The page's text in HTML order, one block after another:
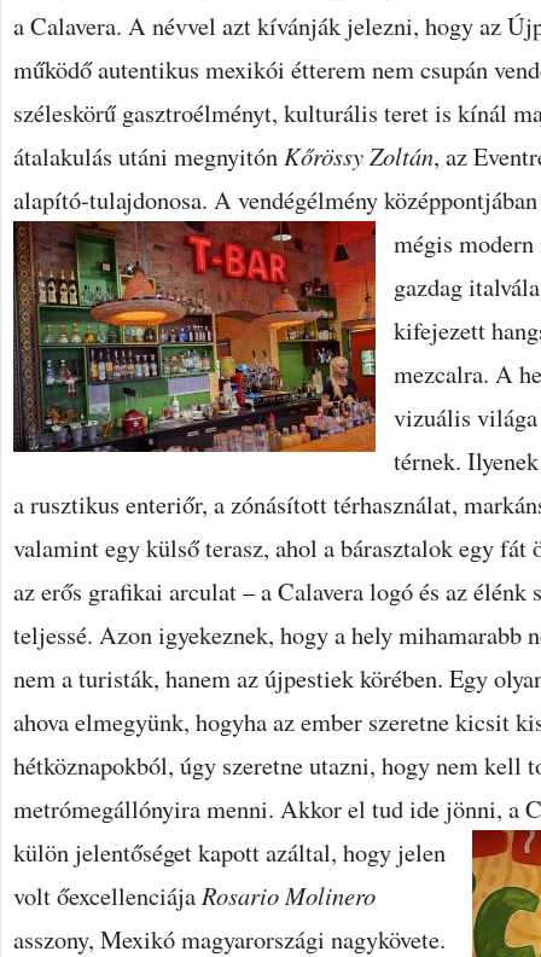
a Calavera. A névvel azt kívánják jelezni, hogy az
működő autentikus mexikói étterem nem csupán
széleskörű gasztroélményt, kulturális teret is kínál
átalakulás utáni megnyitónKőrössy Zoltán, az
alapító-tulajdonosa. A vendégélmény
mégis
gazdag
kifejezett
mezcalra. A
vizuális
térnek.
a rusztikus enteriőr, a zónásított térhasználat,
valamint egy külső terasz, ahol a bárasztalok egy
az erős grafikai arculat – a Calavera logó és az élénk
teljessé. Azon igyekeznek, hogy a hely mihamarabb
nem a turisták, hanem az újpestiek körében. Egy
ahova elmegyünk, hogyha az ember szeretne kicsit
hétköznapokból, úgy szeretne utazni, hogy nem kell
metrómegállónyira menni. Akkor el tud ide jönni, a
külön jelentőséget kapott azáltal, hogy jelen
volt őexcellenciájaRosario Molinero
asszony, Mexikó magyarországi nagykövete.